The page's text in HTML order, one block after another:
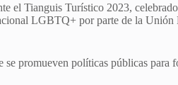
el Tianguis Turístico 2023,
LGBTQ+ por parte de la Unión
promueven políticas públicas para